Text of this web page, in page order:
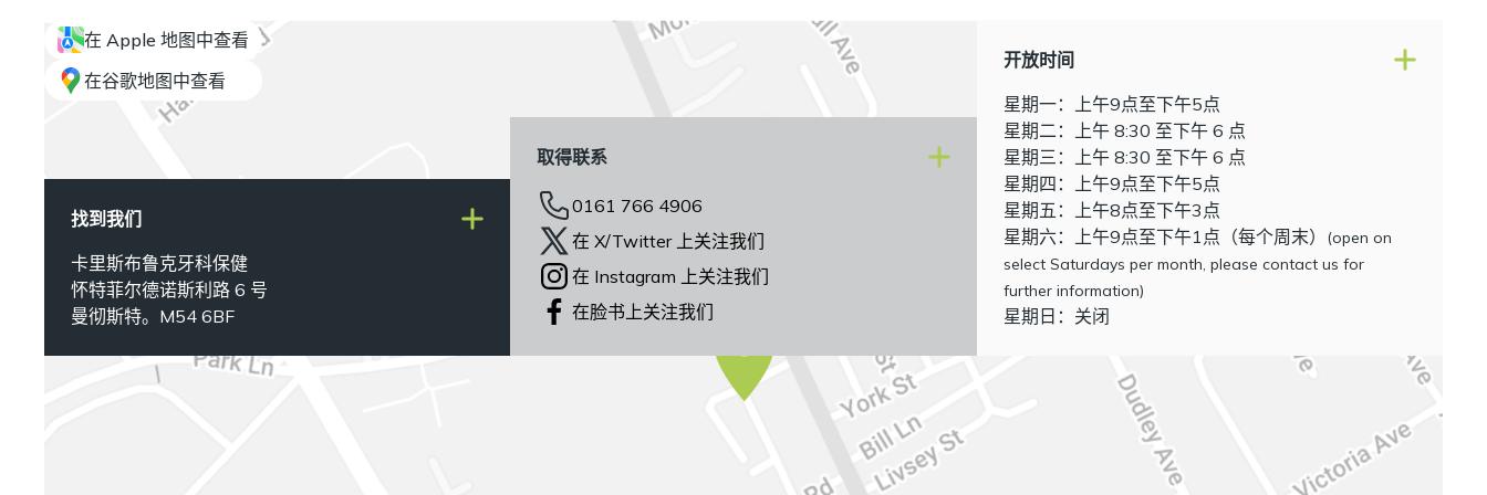
在 Apple 地图中查看
在谷歌地图中查看
找到我们
卡里斯布鲁克牙科保健
怀特菲尔德诺斯利路 6 号
曼彻斯特。M54 6BF
取得联系
0161 766 4906
在 X/Twitter 上关注我们
在 Instagram 上关注我们
在脸书上关注我们
开放时间
星期一：上午9点至下午5点
星期二：上午 8:30 至下午 6 点
星期三：上午 8:30 至下午 6 点
星期四：上午9点至下午5点
星期五：上午8点至下午3点
星期六：上午9点至下午1点（每个周末）
(open on
select Saturdays per month, please contact us for
further information)
星期日：关闭